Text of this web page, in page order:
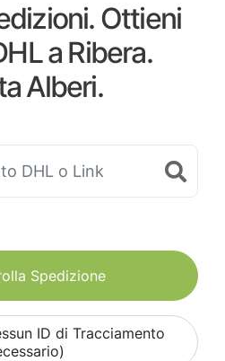
Ottieni
a Ribera.
Alberi.
Spedizione
ID di Tracciamento